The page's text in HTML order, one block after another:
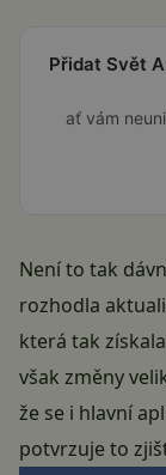
Přidat Svět
ať vám
Není to tak
rozhodla
která tak
však změny
že se i hlavní
potvrzuje to